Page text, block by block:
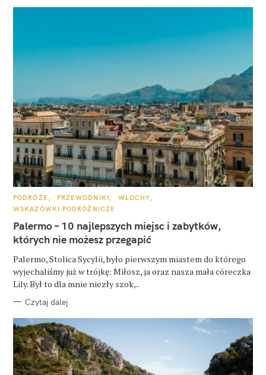
K
T
G
R
PODRÓŻE PRZEWODNIKI
WŁOCHY
WSKAZÓWKI PODRÓŻNICZE
Palermo – 10 najlepszych miejsc i zabytków,
których nie możesz przegapić
Palermo, Stolica Sycylii, było pierwszym miastem do którego
wyjechaliśmy już w trójkę: Miłosz, ja oraz nasza mała córeczka
Lily. Był to dla mnie niezły szok,..
Czytaj dalej